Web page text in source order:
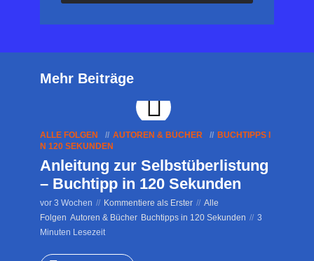
Mehr Beiträge
ALLE FOLGEN AUTOREN & BÜCHER
BUCHTIPPS I
N 120 SEKUNDEN
Anleitung zur Selbstüberlistung
– Buchtipp in 120 Sekunden
vor 3 Wochen Kommentiere als Erster
Alle
Folgen Autoren & Bücher Buchtipps in 120 Sekunden
3
Minuten Lesezeit